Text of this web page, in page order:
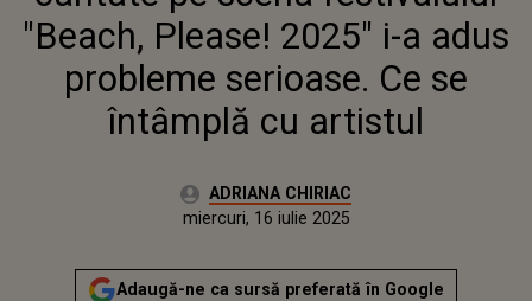
"Beach, Please! 2025" i-a adus
probleme serioase. Ce se
întâmplă cu artistul
Autor:ADRIANA CHIRIAC
miercuri, 16 iulie 2025Actualizat:
miercuri, 16 iulie 2025
Adaugă-ne ca sursă preferată în Google